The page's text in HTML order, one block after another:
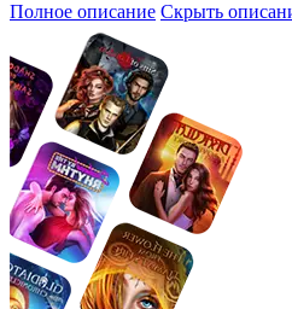
Полное описание Скрыть